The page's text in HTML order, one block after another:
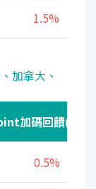
1.5%
加拿大、
加碼回饋(上限
0.5%